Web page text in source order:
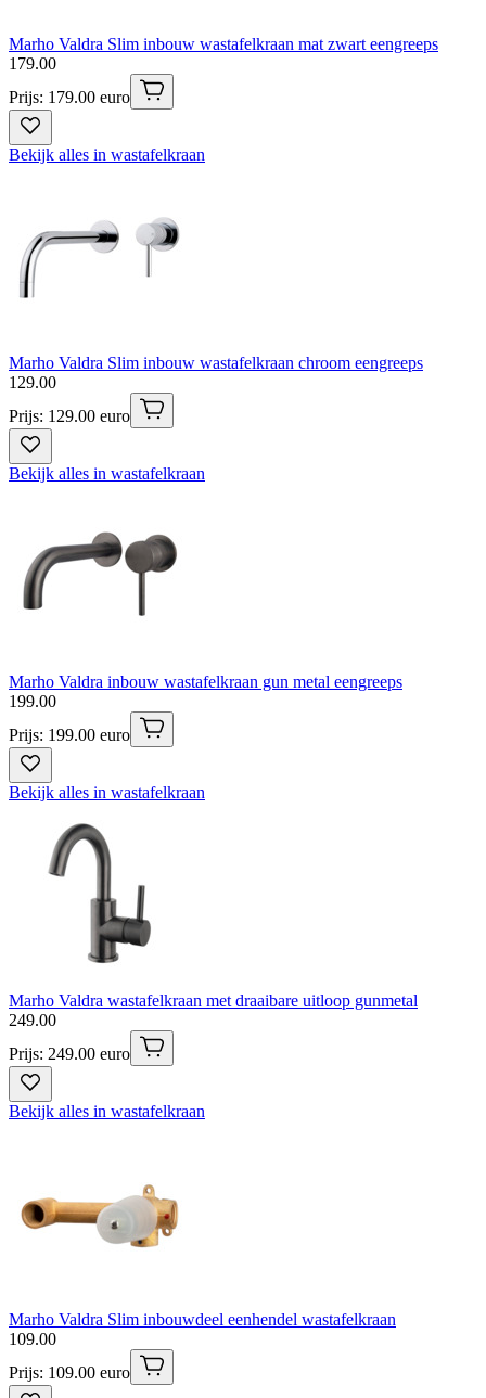
Marho Valdra Slim inbouw wastafelkraan mat zwart eengreeps
179.00
Prijs: 179.00 euro
Bekijk alles in wastafelkraan
Marho Valdra Slim inbouw wastafelkraan chroom eengreeps
129.00
Prijs: 129.00 euro
Bekijk alles in wastafelkraan
Marho Valdra inbouw wastafelkraan gun metal eengreeps
199.00
Prijs: 199.00 euro
Bekijk alles in wastafelkraan
Marho Valdra wastafelkraan met draaibare uitloop gunmetal
249.00
Prijs: 249.00 euro
Bekijk alles in wastafelkraan
Marho Valdra Slim inbouwdeel eenhendel wastafelkraan
109.00
Prijs: 109.00 euro